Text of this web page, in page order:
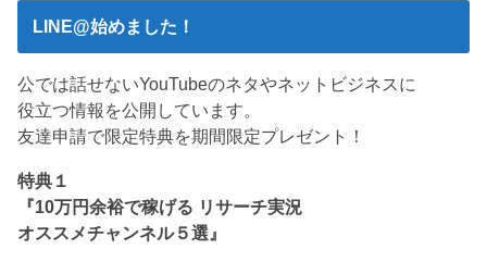
LINE@始めました！
公では話せないYouTubeのネタやネットビジネスに
役立つ情報を公開しています。
友達申請で限定特典を期間限定プレゼント！
特典１
『10万円余裕で稼げる リサーチ実況
オススメチャンネル５選』